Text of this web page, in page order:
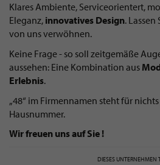
Klares Ambiente, Serviceorientert,
Eleganz, innovatives Design.
von uns verwöhnen.
Keine Frage - so soll zeitgemäße
aussehen: Eine Kombination aus
Erlebnis.
„48“ im Firmennamen steht für
Hausnummer.
Wir freuen uns auf Sie !
DIESES UNTERNEHMEN